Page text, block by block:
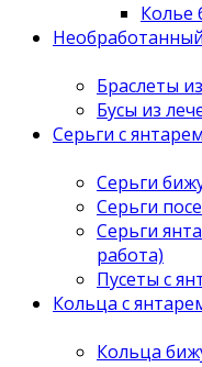
Колье
Браслеты
Бусы из
Серьги с янтарем
Серьги
Серьги
Серьги
работа)
Пусеты с
Кольца с
Кольца